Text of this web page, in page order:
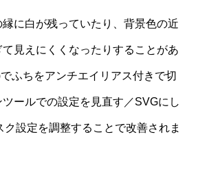
に白が残っていたり、背景色の近
見えにくくなったりすることがあ
ふちをアンチエイリアス付きで切
ールでの設定を見直す／SVGにし
ク設定を調整することで改善されま